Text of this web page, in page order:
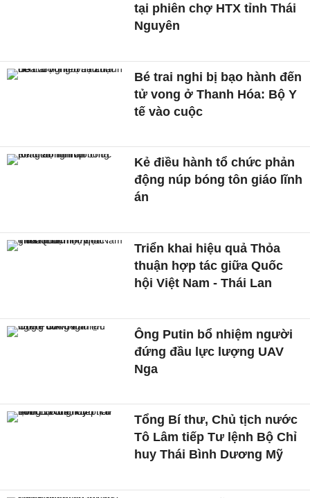
tại phiên chợ HTX tỉnh Thái
Nguyên
Bé trai nghi bị bạo hành đến
tử vong ở Thanh Hóa: Bộ Y
tế vào cuộc
Kẻ điều hành tổ chức phản
động núp bóng tôn giáo lĩnh
án
Triển khai hiệu quả Thỏa
thuận hợp tác giữa Quốc
hội Việt Nam - Thái Lan
Ông Putin bổ nhiệm người
đứng đầu lực lượng UAV
Nga
Tổng Bí thư, Chủ tịch nước
Tô Lâm tiếp Tư lệnh Bộ Chỉ
huy Thái Bình Dương Mỹ